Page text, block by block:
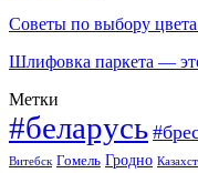
Советы по выбору цвета
Шлифовка паркета —
Метки
#беларусь
Витебск Гомель Гродно